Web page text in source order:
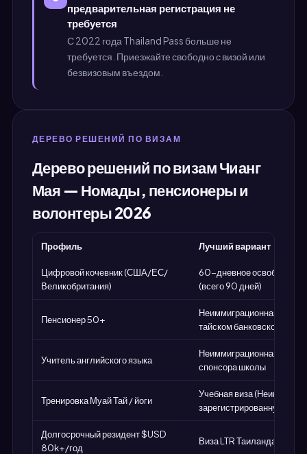
предварительная регистрация не
требуется
С 2022 года Thailand Pass больше не
требуется. Приезжайте свободно с визой или
безвизовым въездом.
ДЕРЕВО РЕШЕНИЙ ПО ВИЗАМ
Дерево решений по визам Чианг
Мая — Номады, пенсионеры и
волонтеры 2026
Профиль Лучший вариант
Цифровой кочевник (США/ЕС/
Великобритания)
60-дневное
(всего 90 дней)
Пенсионер 50+
Неиммиграционная виза
тайском банковском
Учитель английского языка
Неиммиграционная виза
спонсора школы
Тренировка Муай Тай / йоги
Учебная виза
зарегистрированную
Долгосрочный резидент $USD
80k+/год
Виза LTR Таиланда (10